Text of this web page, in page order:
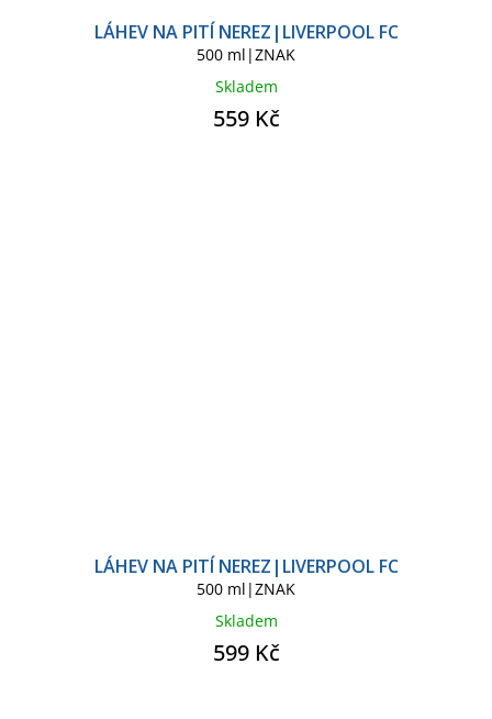
LÁHEV NA PITÍ NEREZ|LIVERPOOL FC
500 ml|ZNAK
Skladem
559 Kč
LÁHEV NA PITÍ NEREZ|LIVERPOOL FC
500 ml|ZNAK
Skladem
599 Kč